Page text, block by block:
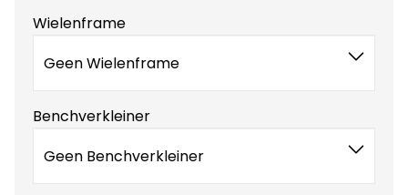
Wielenframe
Geen Wielenframe
Benchverkleiner
Geen Benchverkleiner